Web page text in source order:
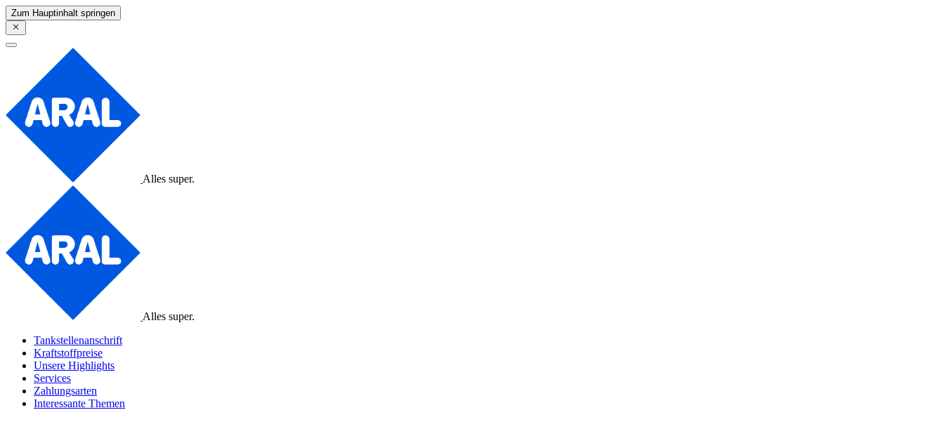
Zum Hauptinhalt springen
Alles super.
Alles super.
Tankstellenanschrift
Kraftstoffpreise
Unsere Highlights
Services
Zahlungsarten
Interessante Themen